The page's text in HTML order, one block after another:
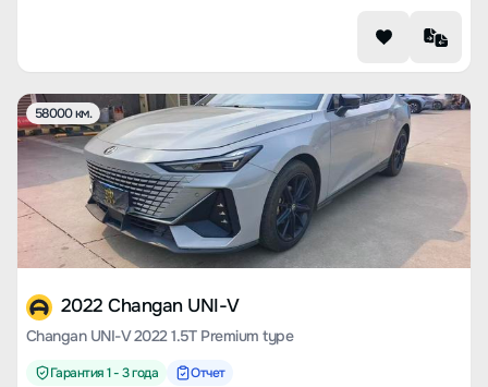
58000 км.
2022 Changan UNI-V
Changan UNI-V 2022 1.5T Premium type
Гарантия 1 - 3 года Отчет